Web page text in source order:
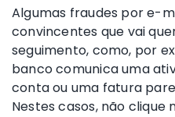
Algumas fraudes por e-
convincentes que vai
seguimento, como, por
banco comunica uma
conta ou uma fatura
Nestes casos, não clique